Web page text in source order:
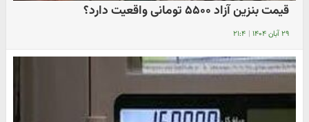
قیمت بنزین آزاد ۵۵۰۰ تومانی واقعیت دارد؟
۲۹ آبان ۱۴۰۴ | ۲۱:۴